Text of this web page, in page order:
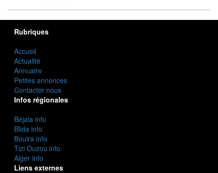
Rubriques
Accueil
Actualité
Annuaire
Petites annonces
Contacter nous
Infos régionales
Béjaia info
Blida info
Bouira info
Tizi Ouzou info
Alger info
Liens externes